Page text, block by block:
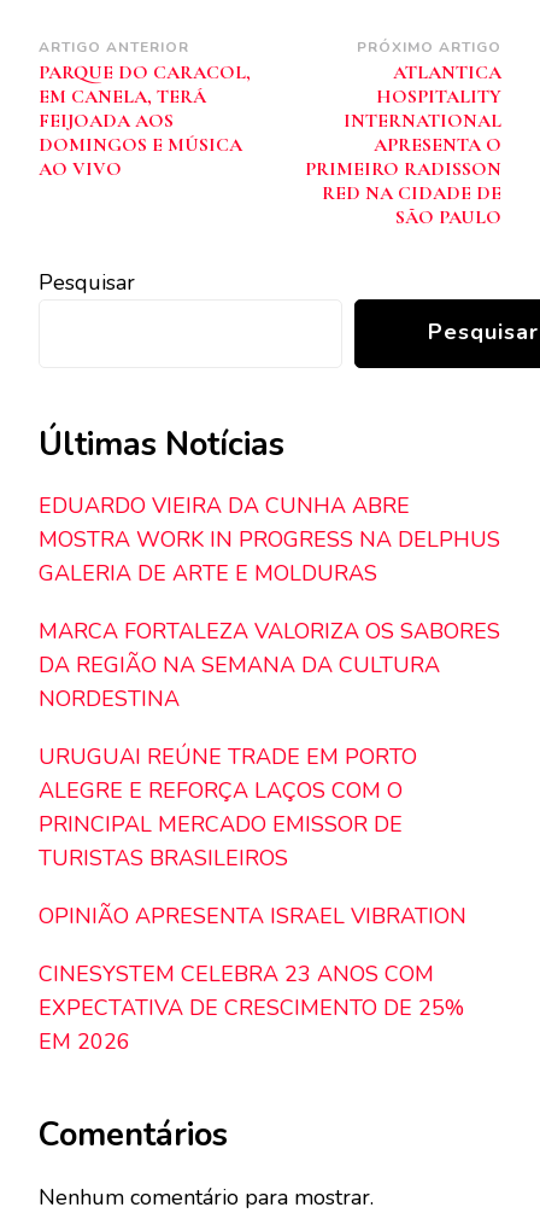
Navegação
de
post
ARTIGO ANTERIOR
PARQUE DO CARACOL,
EM CANELA, TERÁ
FEIJOADA AOS
DOMINGOS E MÚSICA
AO VIVO
PRÓXIMO ARTIGO
ATLANTICA
HOSPITALITY
INTERNATIONAL
APRESENTA O
PRIMEIRO RADISSON
RED NA CIDADE DE
SÃO PAULO
Pesquisar
Pesquisar
Últimas Notícias
EDUARDO VIEIRA DA CUNHA ABRE
MOSTRA WORK IN PROGRESS NA DELPHUS
GALERIA DE ARTE E MOLDURAS
MARCA FORTALEZA VALORIZA OS SABORES
DA REGIÃO NA SEMANA DA CULTURA
NORDESTINA
URUGUAI REÚNE TRADE EM PORTO
ALEGRE E REFORÇA LAÇOS COM O
PRINCIPAL MERCADO EMISSOR DE
TURISTAS BRASILEIROS
OPINIÃO APRESENTA ISRAEL VIBRATION
CINESYSTEM CELEBRA 23 ANOS COM
EXPECTATIVA DE CRESCIMENTO DE 25%
EM 2026
Comentários
Nenhum comentário para mostrar.